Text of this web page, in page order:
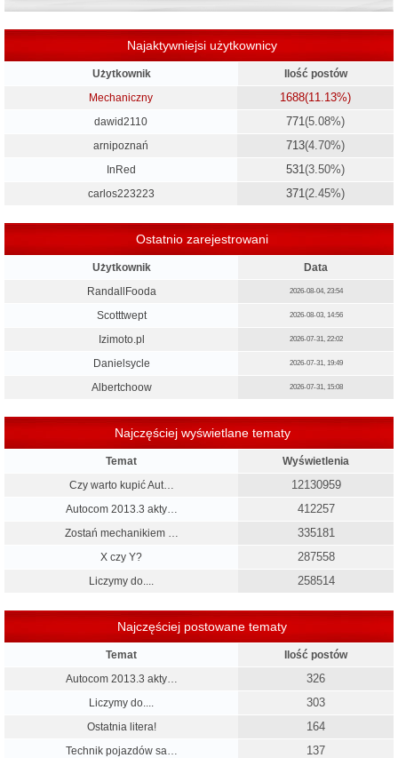
Najaktywniejsi użytkownicy
Użytkownik
Ilość postów
Mechaniczny
1688(11.13%)
dawid2110 771(5.08%)
arnipoznań 713(4.70%)
InRed 531(3.50%)
carlos223223 371(2.45%)
Ostatnio zarejestrowani
Użytkownik
Data
RandallFooda
2026-08-04, 23:54
Scotttwept 2026-08-03, 14:56
Izimoto.pl 2026-07-31, 22:02
Danielsycle 2026-07-31, 19:49
Albertchoow 2026-07-31, 15:08
Najczęściej wyświetlane tematy
Temat
Wyświetlenia
Czy warto kupić Aut…
12130959
Autocom 2013.3 akty… 412257
Zostań mechanikiem … 335181
X czy Y? 287558
Liczymy do.... 258514
Najczęściej postowane tematy
Temat
Ilość postów
Autocom 2013.3 akty…
326
Liczymy do.... 303
Ostatnia litera! 164
Technik pojazdów sa… 137